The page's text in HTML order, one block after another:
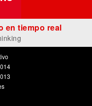
en tiempo real